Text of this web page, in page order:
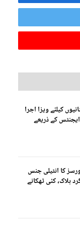
کیلئے ویزا اجرا
کے ذریعے
کا انٹیلی جنس
ہلاک، کئی ٹھکانے